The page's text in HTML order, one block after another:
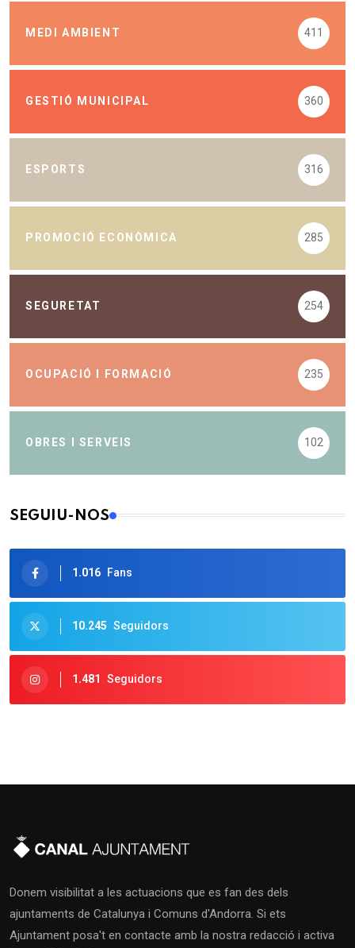
MEDI AMBIENT 411
GESTIÓ MUNICIPAL 360
ESPORTS 316
PROMOCIÓ ECONÒMICA 285
SEGURETAT 254
OCUPACIÓ I FORMACIÓ 235
OBRES I SERVEIS 102
SEGUIU-NOS
1.016 Fans
10.245 Seguidors
1.481 Seguidors
Donem visibilitat a les actuacions que es fan des dels
ajuntaments de Catalunya i Comuns d'Andorra. Si ets
Ajuntament posa't en contacte amb la nostra redacció i activa